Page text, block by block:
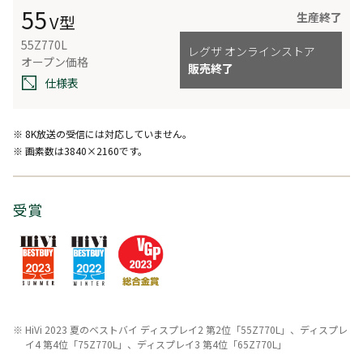
55V型
55Z770L
仕様表
オープン価格
生産終了
レグザ オンラインストア
販売終了
※ 8K放送の受信には対応していません。
※ 画素数は3840×2160です。
受賞
HiVi 2023 夏のベストバイ ディスプレイ2 第2位「55Z770L」、ディスプレ
イ4 第4位「75Z770L」、ディスプレイ3 第4位「65Z770L」